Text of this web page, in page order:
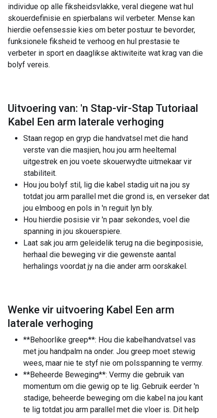
individue op alle fiksheidsvlakke, veral diegene wat hul
skouerdefinisie en spierbalans wil verbeter. Mense kan
hierdie oefensessie kies om beter postuur te bevorder,
funksionele fiksheid te verhoog en hul prestasie te
verbeter in sport en daaglikse aktiwiteite wat krag van die
bolyf vereis.
Uitvoering van: 'n Stap-vir-Stap Tutoriaal
Kabel Een arm laterale verhoging
Staan regop en gryp die handvatsel met die hand
verste van die masjien, hou jou arm heeltemal
uitgestrek en jou voete skouerwydte uitmekaar vir
stabiliteit.
Hou jou bolyf stil, lig die kabel stadig uit na jou sy
totdat jou arm parallel met die grond is, en verseker dat
jou elmboog en pols in 'n reguit lyn bly.
Hou hierdie posisie vir 'n paar sekondes, voel die
spanning in jou skouerspiere.
Laat sak jou arm geleidelik terug na die beginposisie,
herhaal die beweging vir die gewenste aantal
herhalings voordat jy na die ander arm oorskakel.
Wenke vir uitvoering Kabel Een arm
laterale verhoging
**Behoorlike greep**: Hou die kabelhandvatsel vas
met jou handpalm na onder. Jou greep moet stewig
wees, maar nie te styf nie om polsspanning te vermy.
**Beheerde Beweging**: Vermy die gebruik van
momentum om die gewig op te lig. Gebruik eerder 'n
stadige, beheerde beweging om die kabel na jou kant
te lig totdat jou arm parallel met die vloer is. Dit help